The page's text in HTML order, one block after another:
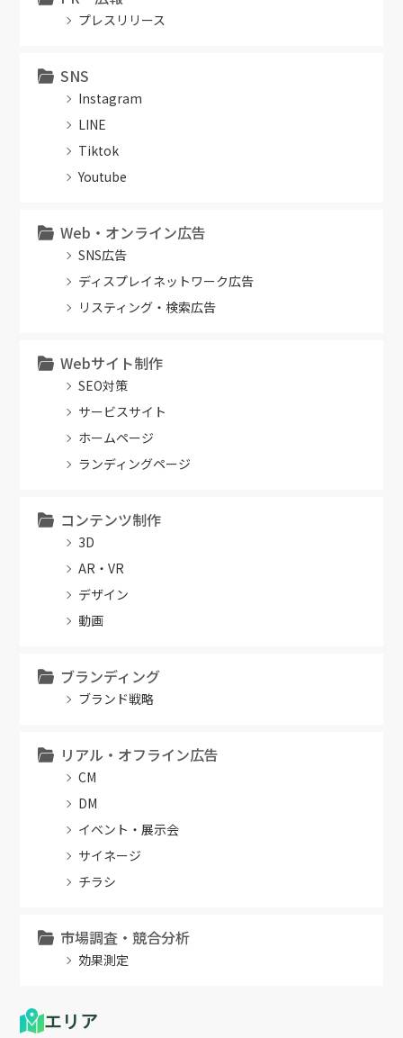
プレスリリース
SNS
Instagram
LINE
Tiktok
Youtube
Web・オンライン広告
SNS広告
ディスプレイネットワーク広告
リスティング・検索広告
Webサイト制作
SEO対策
サービスサイト
ホームページ
ランディングページ
コンテンツ制作
3D
AR・VR
デザイン
動画
ブランディング
ブランド戦略
リアル・オフライン広告
CM
DM
イベント・展示会
サイネージ
チラシ
市場調査・競合分析
効果測定
エリア